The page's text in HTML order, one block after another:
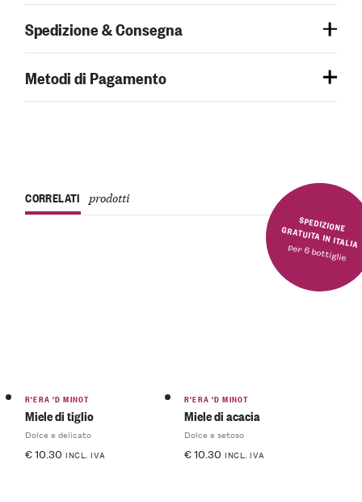
Spedizione & Consegna
Metodi di Pagamento
SPEDIZIONE GRATUITA IN ITALIA
per 6 bottiglie
CORRELATI prodotti
R'ERA 'D MINOT
Miele di tiglio
Dolce e delicato
€10.30 INCL. IVA
R'ERA 'D MINOT
Miele di acacia
Dolce e setoso
€10.30 INCL. IVA